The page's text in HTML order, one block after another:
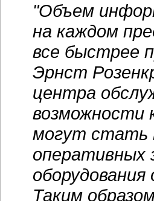
"Объем
на каждом
все быстрее
Эрнст
центра
возможности
могут стать
оперативных
Таким